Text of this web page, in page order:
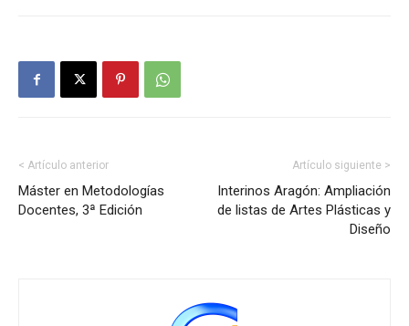
< Artículo anterior
Máster en Metodologías
Docentes, 3ª Edición
Artículo siguiente >
Interinos Aragón: Ampliación
de listas de Artes Plásticas y
Diseño